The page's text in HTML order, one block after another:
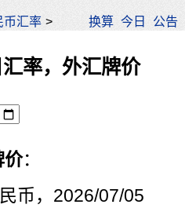
币汇率 > 换算 今日 公告
率，外汇牌价
价：
，2026/07/05